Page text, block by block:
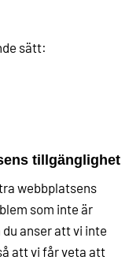
sätt:
tillgänglighet
webbplatsens
som inte är
anser att vi inte
att vi får veta att